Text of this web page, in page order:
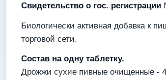
Свидетельство о гос. регистрации
Биологически активная добавка к
торговой сети.
Состав на одну таблетку.
Дрожжи сухие пивные очищенные -